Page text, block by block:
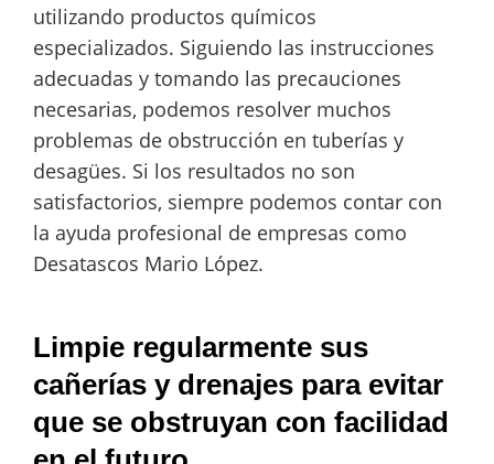
utilizando productos químicos
especializados. Siguiendo las instrucciones
adecuadas y tomando las precauciones
necesarias, podemos resolver muchos
problemas de obstrucción en tuberías y
desagües. Si los resultados no son
satisfactorios, siempre podemos contar con
la ayuda profesional de empresas como
Desatascos Mario López.
Limpie regularmente sus
cañerías y drenajes para evitar
que se obstruyan con facilidad